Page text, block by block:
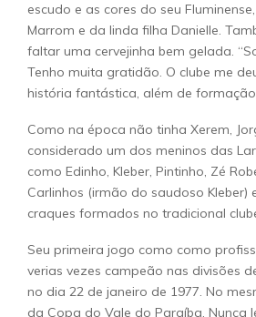
escudo e as cores do seu
Marrom e da linda filha Danielle.
faltar uma cervejinha bem gelada.
Tenho muita gratidão. O clube me
história fantástica, além de formação
Como na época não tinha Xerem,
considerado um dos meninos das
como Edinho, Kleber, Pintinho, Zé
Carlinhos (irmão do saudoso Kleber)
craques formados no tradicional
Seu primeira jogo como como
verias vezes campeão nas divisões
no dia 22 de janeiro de 1977. No
da Copa do Vale do Paraíba. Nunca